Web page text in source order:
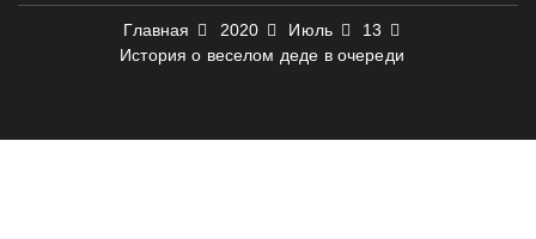
Главная 2020 Июль
13
История о веселом деде в очереди